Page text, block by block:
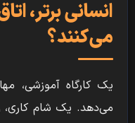
انسانی برتر،
می‌کنند؟
یک کارگاه آموزشی،
می‌دهد. یک شام کاری،